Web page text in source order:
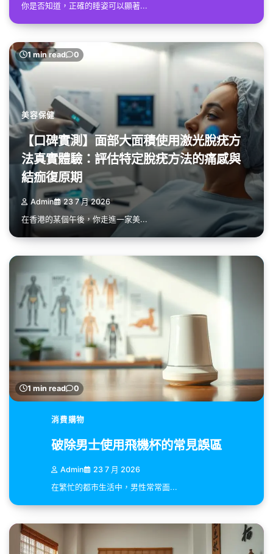
你是否知道，正確的睡姿可以顯著...
1 min read 0
美容保健
【口碑實測】面部大面積使用激光脫疣方
法真實體驗：評估特定脫疣方法的痛感與
結痂復原期
Admin 23 7 月 2026
在香港的某個午後，你走進一家美...
1 min read 0
消費購物
破除男士使用飛機杯的常見誤區
Admin 23 7 月 2026
在繁忙的都市生活中，男性常常面...